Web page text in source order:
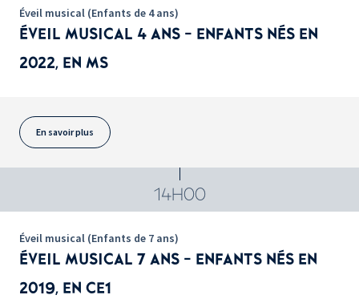
Éveil musical (Enfants de 4 ans)
ÉVEIL MUSICAL 4 ANS - ENFANTS NÉS EN
2022, EN MS
En savoir plus
14H00
Éveil musical (Enfants de 7 ans)
ÉVEIL MUSICAL 7 ANS - ENFANTS NÉS EN
2019, EN CE1